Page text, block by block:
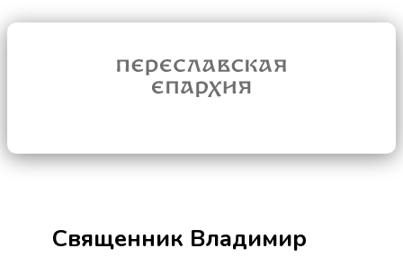
Священник Владимир